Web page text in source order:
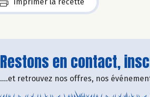
Restons en contact,
....et retrouvez nos offres, nos